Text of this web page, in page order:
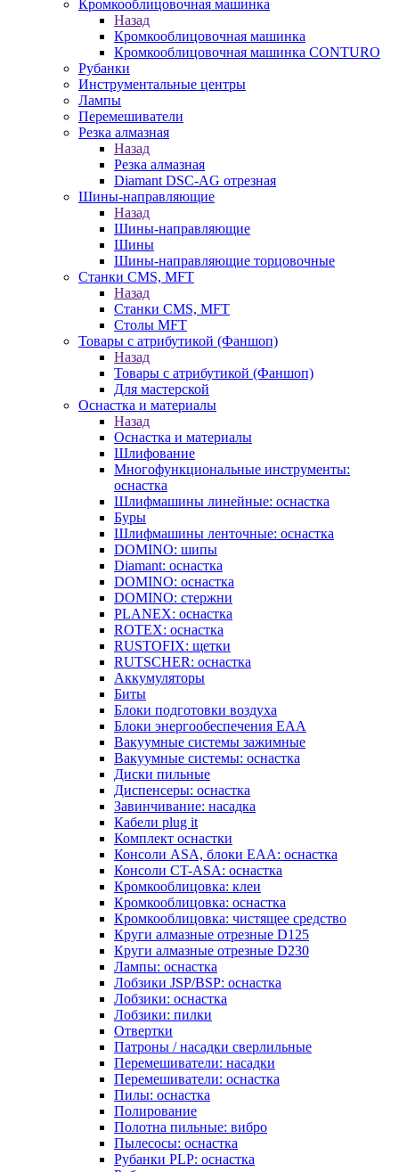
Кромкооблицовочная машинка
Назад
Кромкооблицовочная машинка
Кромкооблицовочная машинка CONTURO
Рубанки
Инструментальные центры
Лампы
Перемешиватели
Резка алмазная
Назад
Резка алмазная
Diamant DSC-AG отрезная
Шины-направляющие
Назад
Шины-направляющие
Шины
Шины-направляющие торцовочные
Станки CMS, MFT
Назад
Станки CMS, MFT
Столы MFT
Товары с атрибутикой (Фаншоп)
Назад
Товары с атрибутикой (Фаншоп)
Для мастерской
Оснастка и материалы
Назад
Оснастка и материалы
Шлифование
Многофункциональные инструменты:
оснастка
Шлифмашины линейные: оснастка
Буры
Шлифмашины ленточные: оснастка
DOMINO: шипы
Diamant: оснастка
DOMINO: оснастка
DOMINO: стержни
PLANEX: оснастка
ROTEX: оснастка
RUSTOFIX: щетки
RUTSCHER: оснастка
Аккумуляторы
Биты
Блоки подготовки воздуха
Блоки энергообеспечения EAA
Вакуумные системы зажимные
Вакуумные системы: оснастка
Диски пильные
Диспенсеры: оснастка
Завинчивание: насадка
Кабели plug it
Комплект оснастки
Консоли ASA, блоки EAA: оснастка
Консоли CT-ASA: оснастка
Кромкооблицовка: клеи
Кромкооблицовка: оснастка
Кромкооблицовка: чистящее средство
Круги алмазные отрезные D125
Круги алмазные отрезные D230
Лампы: оснастка
Лобзики JSP/BSP: оснастка
Лобзики: оснастка
Лобзики: пилки
Отвертки
Патроны / насадки сверлильные
Перемешиватели: насадки
Перемешиватели: оснастка
Пилы: оснастка
Полирование
Полотна пильные: вибро
Пылесосы: оснастка
Рубанки PLP: оснастка